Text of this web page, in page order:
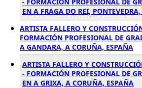
EN A FRAGA DO REI,
ARTISTA FALLERO Y
FORMACIÓN PROFESIONAL DE
A GANDARA, A CORUÑA, ESPAÑA
ARTISTA FALLERO Y
- FORMACIÓN PROFESIONAL DE
EN A GRIXA, A CORUÑA, ESPAÑA